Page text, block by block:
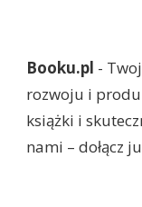
Booku.pl -
rozwoju i
książki i
nami – dołącz